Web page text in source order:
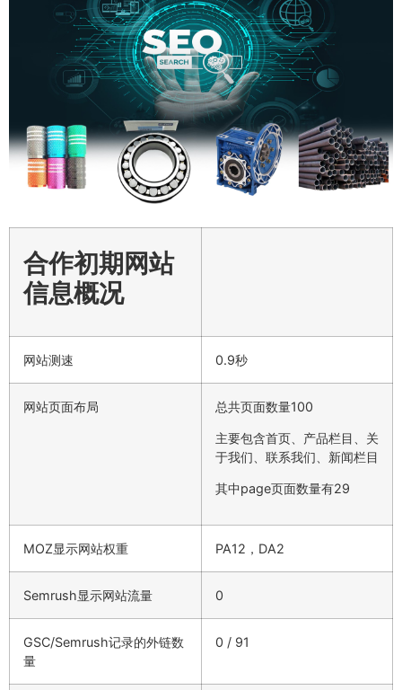
合作初期网站
信息概况
网站测速 0.9秒
网站页面布局 总共页面数量100
主要包含首页、产品栏目、关
于我们、联系我们、新闻栏目
其中page页面数量有29
MOZ显示网站权重 PA12，DA2
Semrush显示网站流量 0
GSC/Semrush记录的外链数
量
0 / 91